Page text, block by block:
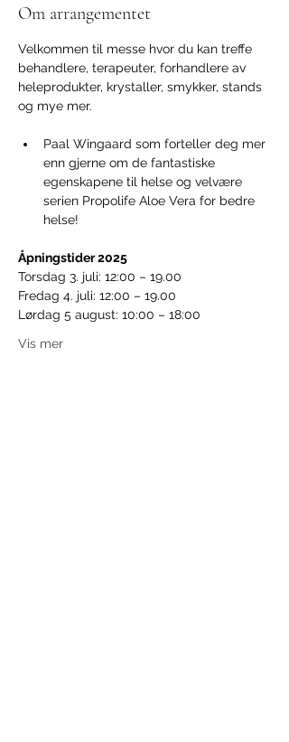
Om arrangementet
Velkommen til messe hvor du kan treffe
behandlere, terapeuter, forhandlere av
heleprodukter, krystaller, smykker, stands
og mye mer.
Paal Wingaard som forteller deg mer
enn gjerne om de fantastiske
egenskapene til helse og velvære
serien Propolife Aloe Vera for bedre
helse!
Åpningstider 2025
Torsdag 3. juli: 12:00 – 19.00
Fredag 4. juli: 12:00 – 19.00
Lørdag 5 august: 10:00 – 18:00
Vis mer